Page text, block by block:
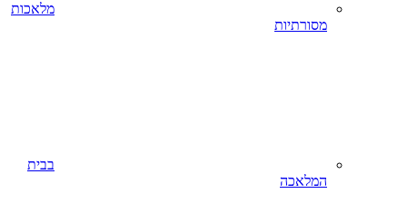
מלאכות
מסורתיות
בבית
המלאכה